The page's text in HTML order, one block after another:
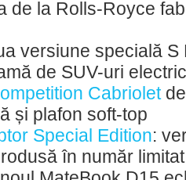
de la Rolls-Royce
versiune specială S
de SUV-uri
Cabriolet
și plafon soft-top
Special Edition:
în număr limitat